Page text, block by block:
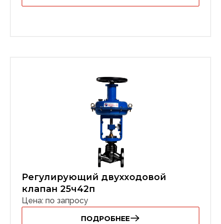
Регулирующий двухходовой
клапан 25ч42п
Цена: по запросу
ПОДРОБНЕЕ